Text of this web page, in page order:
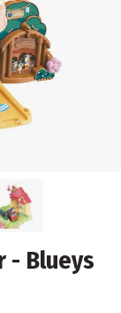
- Blueys